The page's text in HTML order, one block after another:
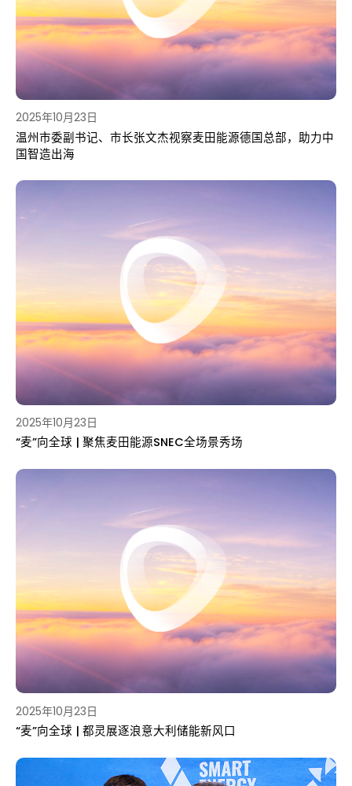
2025年10月23日
温州市委副书记、市长张文杰视察麦田能源德国总部，助力中
国智造出海
2025年10月23日
“麦”向全球 | 聚焦麦田能源SNEC全场景秀场
2025年10月23日
“麦”向全球 | 都灵展逐浪意大利储能新风口